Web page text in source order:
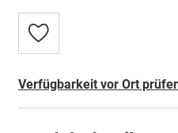
Zur
Wunschliste
Verfügbarkeit vor Ort